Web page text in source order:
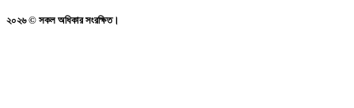
২০২৬ © সকল অধিকার সংরক্ষিত।